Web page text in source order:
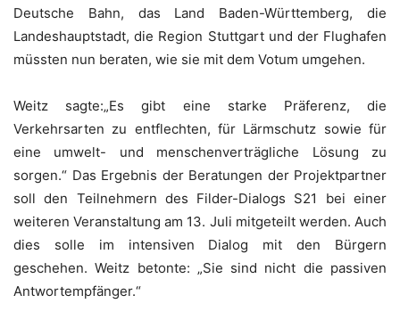
Deutsche Bahn, das Land Baden-Württemberg, die
Landeshauptstadt, die Region Stuttgart und der Flughafen
müssten nun beraten, wie sie mit dem Votum umgehen.
Weitz sagte:„Es gibt eine starke Präferenz, die
Verkehrsarten zu entflechten, für Lärmschutz sowie für
eine umwelt- und menschenverträgliche Lösung zu
sorgen.“ Das Ergebnis der Beratungen der Projektpartner
soll den Teilnehmern des Filder-Dialogs S21 bei einer
weiteren Veranstaltung am 13. Juli mitgeteilt werden. Auch
dies solle im intensiven Dialog mit den Bürgern
geschehen. Weitz betonte: „Sie sind nicht die passiven
Antwortempfänger.“